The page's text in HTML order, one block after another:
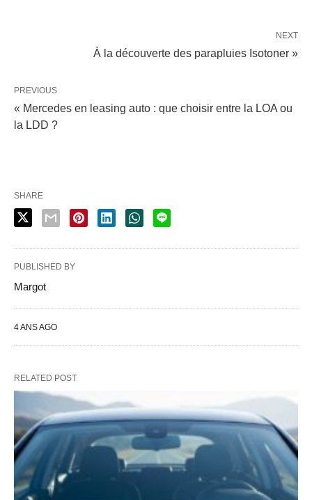
NEXT
À la découverte des parapluies Isotoner »
PREVIOUS
« Mercedes en leasing auto : que choisir entre la LOA ou
la LDD ?
SHARE
PUBLISHED BY
Margot
4 ANS AGO
RELATED POST